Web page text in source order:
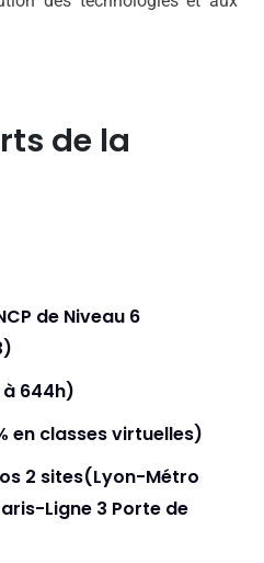
de la
de Niveau 6
à 644h)
en classes virtuelles)
2 sites(Lyon-Métro
Ligne 3 Porte de